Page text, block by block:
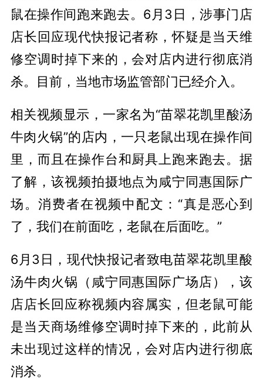
鼠在操作间跑来跑去。6月3日，涉事门店
店长回应现代快报记者称，怀疑是当天维
修空调时掉下来的，会对店内进行彻底消
杀。目前，当地市场监管部门已经介入。
相关视频显示，一家名为“苗翠花凯里酸汤
牛肉火锅”的店内，一只老鼠出现在操作间
里，而且在操作台和厨具上跑来跑去。据
了解，该视频拍摄地点为咸宁同惠国际广
场。消费者在视频中配文：“真是恶心到
了，我们在前面吃，老鼠在后面吃。”
6月3日，现代快报记者致电苗翠花凯里酸
汤牛肉火锅（咸宁同惠国际广场店），该
店店长回应称视频内容属实，但老鼠可能
是当天商场维修空调时掉下来的，此前从
未出现过这样的情况，会对店内进行彻底
消杀。